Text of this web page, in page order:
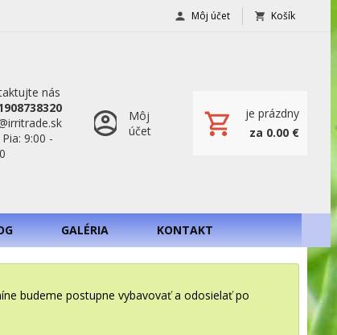
Môj účet Košík
nás
9:00 -
Môj
účet
je prázdny
za 0.00 €
GALÉRIA KONTAKT
budeme postupne vybavovať a odosielať po